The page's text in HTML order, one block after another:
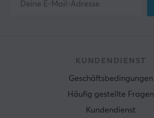
KUNDENDIENST
Geschäftsbedingungen
Häufig gestellte Fragen
Kundendienst